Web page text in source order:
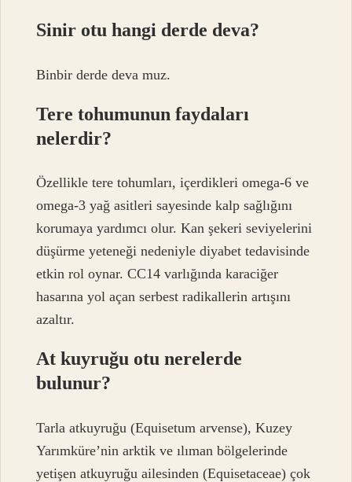
Sinir otu hangi derde deva?
Binbir derde deva muz.
Tere tohumunun faydaları
nelerdir?
Özellikle tere tohumları, içerdikleri omega-6 ve
omega-3 yağ asitleri sayesinde kalp sağlığını
korumaya yardımcı olur. Kan şekeri seviyelerini
düşürme yeteneği nedeniyle diyabet tedavisinde
etkin rol oynar. CC14 varlığında karaciğer
hasarına yol açan serbest radikallerin artışını
azaltır.
At kuyruğu otu nerelerde
bulunur?
Tarla atkuyruğu (Equisetum arvense), Kuzey
Yarımküre’nin arktik ve ılıman bölgelerinde
yetişen atkuyruğu ailesinden (Equisetaceae) çok